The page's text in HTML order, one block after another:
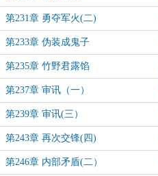
第231章 勇夺军火(二)
第233章 伪装成鬼子
第235章 竹野君露馅
第237章 审讯（一）
第239章 审讯(三）
第243章 再次交锋(四)
第246章 内部矛盾(二）